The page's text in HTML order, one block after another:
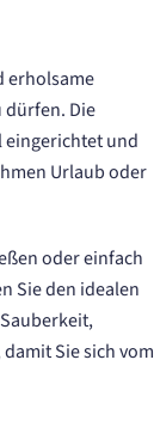
erholsame
Die
eingerichtet und
Urlaub oder
oder einfach
Sie den idealen
Sie sich vom